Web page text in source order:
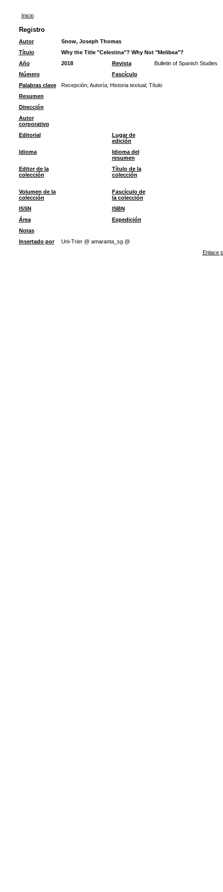
Inicio
Registro
Autor
Snow, Joseph Thomas
Título
Why the Title "Celestina"? Why Not "Melibea"?
Año
2018 Revista
Bulletin of Spanish Studies
Número
Fascículo
Palabras clave
Recepción; Autoría; Historia textual; Título
Resumen
Dirección
Autor
corporativo
Editorial
Lugar de
edición
Idioma
Idioma del
resumen
Editor de la
colección
Título de la
colección
Volumen de la
colección
Fascículo de
la colección
ISSN
ISBN
Área
Expedición
Notas
Insertado por
Uni-Trier @ amaranta_sg @
Enlace